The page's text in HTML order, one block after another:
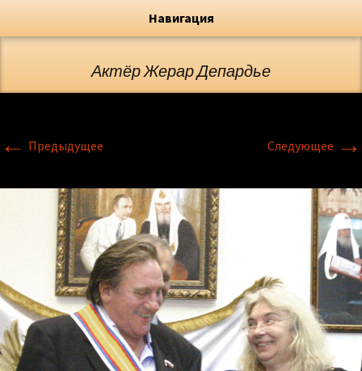
Флёрова Елена Николаевна
Художник, Официальный сайт
Навигация
Актёр Жерар Депардье
← Предыдущее Следующее →